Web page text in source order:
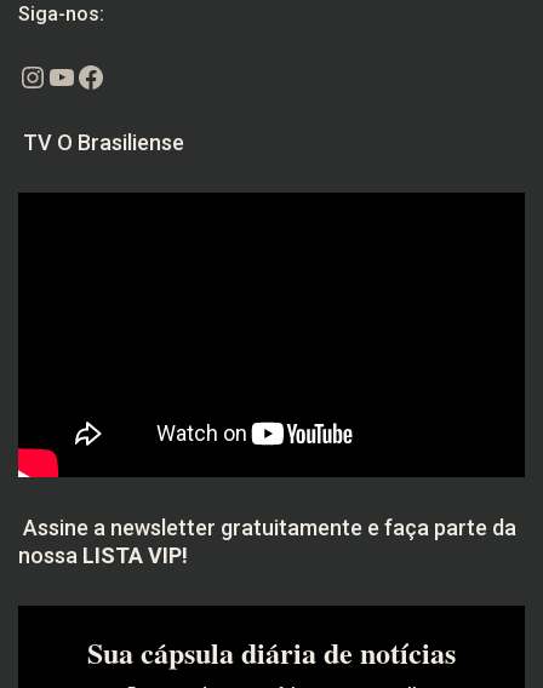
Siga-nos:
Instagram
Youtube
Facebook
TV O Brasiliense
Assine a newsletter gratuitamente e faça parte da
nossa LISTA VIP!
Sua cápsula diária de notícias